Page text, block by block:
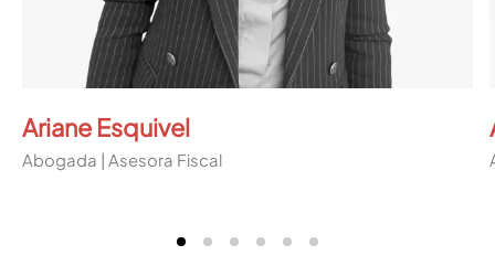
Ariane Esquivel
Abogada | Asesora Fiscal